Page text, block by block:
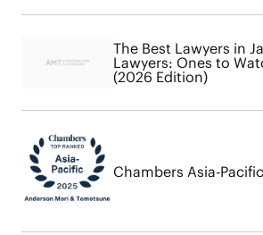
The Best Lawyers in
Lawyers: Ones to
(2026 Edition)
Chambers Asia-